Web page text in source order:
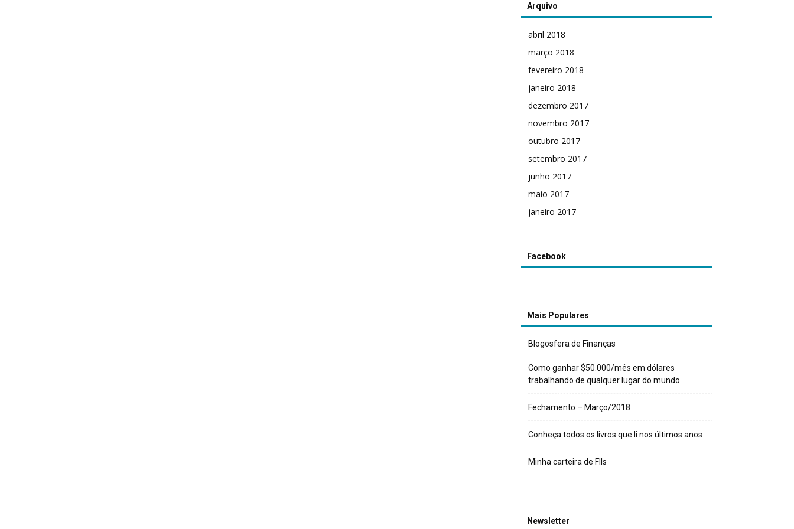
Arquivo
abril 2018
março 2018
fevereiro 2018
janeiro 2018
dezembro 2017
novembro 2017
outubro 2017
setembro 2017
junho 2017
maio 2017
janeiro 2017
Facebook
Mais Populares
Blogosfera de Finanças
Como ganhar $50.000/mês em dólares
trabalhando de qualquer lugar do mundo
Fechamento – Março/2018
Conheça todos os livros que li nos últimos anos
Minha carteira de FIIs
Newsletter